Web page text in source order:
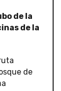
de la
de la
de